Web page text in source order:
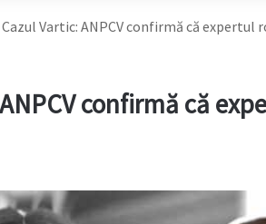
Cazul Vartic: ANPCV confirmă că
confirmă că